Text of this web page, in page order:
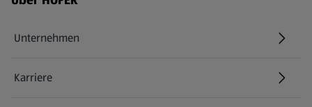
Unternehmen
Karriere
(öffnet in einem neuen Tab)